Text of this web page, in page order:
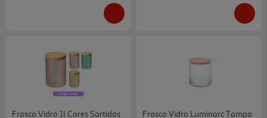
Frasco Vidro 1l Cores Sortidas
Frasco Vidro Luminarc Tampa